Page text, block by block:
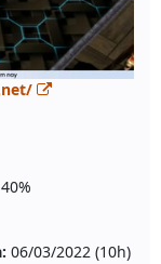
06/03/2022 (10h)